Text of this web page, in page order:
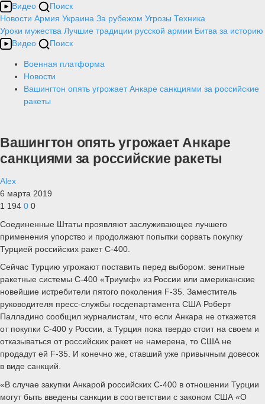
Видео
Поиск
Новости Армия Украина За рубежом Угрозы Техника
Уроки мужества Лучшие традиции русской армии Битва за историю
Видео
Поиск
Военная платформа
Новости
Вашингтон опять угрожает Анкаре санкциями за российские
ракеты
Вашингтон опять угрожает Анкаре
санкциями за российские ракеты
Alex
6 марта 2019
1 194 0 0
Соединенные Штаты проявляют заслуживающее лучшего
применения упорство и продолжают попытки сорвать покупку
Турцией российских ракет С-400.
Сейчас Турцию угрожают поставить перед выбором: зенитные
ракетные системы С-400 «Триумф» из России или американские
новейшие истребители пятого поколения F-35. Заместитель
руководителя пресс-службы госдепартамента США Роберт
Палладино сообщил журналистам, что если Анкара не откажется
от покупки С-400 у России, а Турция пока твердо стоит на своем и
отказываться от российских ракет не намерена, то США не
продадут ей F-35. И конечно же, ставший уже привычным довесок
в виде санкций.
«В случае закупки Анкарой российских С-400 в отношении Турции
могут быть введены санкции в соответствии с законом США «О